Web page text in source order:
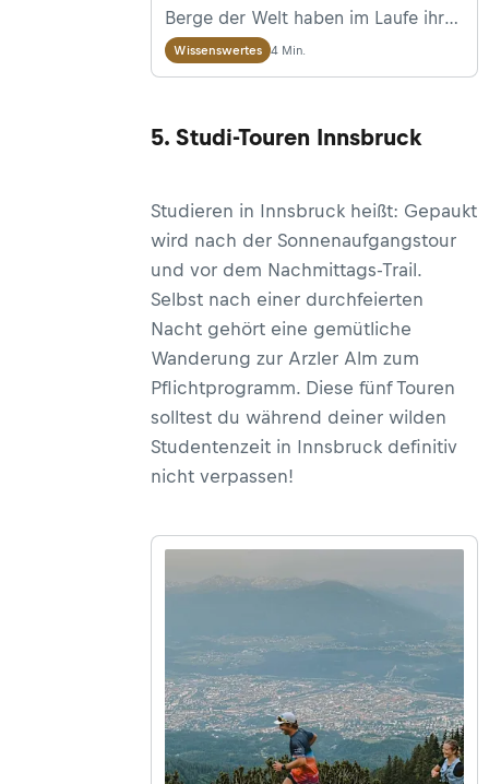
Berge der Welt haben im Laufe ihrer
Geschichte die
furchteinflößendsten Beinamen
welche Gipfel handelt es sich hier
Wissenswertes 4 Min.
5. Studi-Touren Innsbruck
Studieren in Innsbruck heißt: Gepaukt
wird nach der Sonnenaufgangstour
und vor dem Nachmittags-Trail.
Selbst nach einer durchfeierten
Nacht gehört eine gemütliche
Wanderung zur Arzler Alm zum
Pflichtprogramm. Diese fünf Touren
solltest du während deiner wilden
Studentenzeit in Innsbruck definitiv
nicht verpassen!